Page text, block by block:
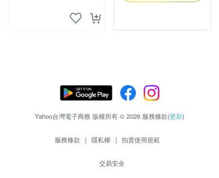
Yahoo台灣電子商務 版權所有 © 2026 服務條款(更新)
服務條款 | 隱私權 | 拍賣使用規範
交易安全